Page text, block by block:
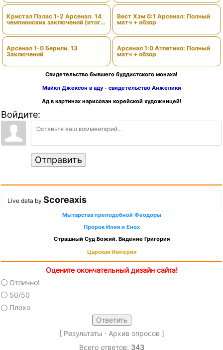
Кристал Пэлас 1-2 Арсенал. 14
чемпионских заключений (итоги
Арсенал 1-0 Бернли. 13
Заключений
Вест Хэм 0:1 Арсенал: Полный
матч + обзор
Арсенал 1:0 Атлетико: Полный
матч + обзор
Свидетельство бывшего буддистского монаха!
Майкл Джексон в аду - свидетельство Анжелики
Ад в картинах нарисован корейской художницей!
Войдите:
Отправить
Live data by Scoreaxis
Мытарства преподобной Феодоры
Пророк Илия и Енох
Страшный Суд Божий. Видение Григория
Царская Империя
Оцените окончательный дизайн сайта!
Отлично!
50/50
Плохо
[ Результаты · Архив опросов ]
Всего ответов: 343